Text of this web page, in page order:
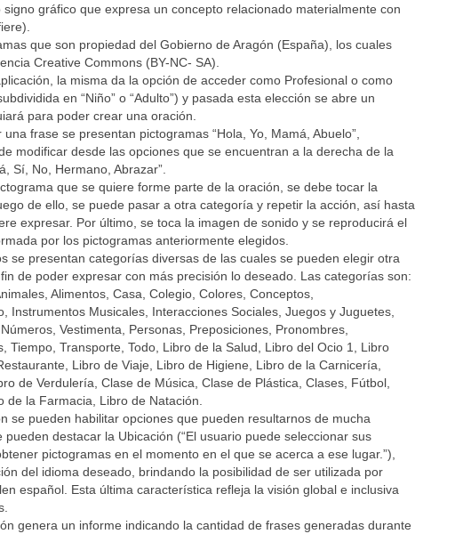
gráfico que expresa un concepto relacionado materialmente con
que son propiedad del Gobierno de Aragón (España), los cuales
Creative Commons (BY-NC- SA).
la misma da la opción de acceder como Profesional o como
en “Niño” o “Adulto”) y pasada esta elección se abre un
para poder crear una oración.
frase se presentan pictogramas “Hola, Yo, Mamá, Abuelo”,
modificar desde las opciones que se encuentran a la derecha de la
Sí, No, Hermano, Abrazar”.
que se quiere forme parte de la oración, se debe tocar la
de ello, se puede pasar a otra categoría y repetir la acción, así hasta
expresar. Por último, se toca la imagen de sonido y se reproducirá el
por los pictogramas anteriormente elegidos.
se presentan categorías diversas de las cuales se pueden elegir otra
de poder expresar con más precisión lo deseado. Las categorías son:
Alimentos, Casa, Colegio, Colores, Conceptos,
Instrumentos Musicales, Interacciones Sociales, Juegos y Juguetes,
Vestimenta, Personas, Preposiciones, Pronombres,
Tiempo, Transporte, Todo, Libro de la Salud, Libro del Ocio 1, Libro
Libro de Viaje, Libro de Higiene, Libro de la Carnicería,
de Verdulería, Clase de Música, Clase de Plástica, Clases, Fútbol,
de la Farmacia, Libro de Natación.
se pueden habilitar opciones que pueden resultarnos de mucha
pueden destacar la Ubicación (“El usuario puede seleccionar sus
pictogramas en el momento en el que se acerca a ese lugar.”),
del idioma deseado, brindando la posibilidad de ser utilizada por
español. Esta última característica refleja la visión global e inclusiva
genera un informe indicando la cantidad de frases generadas durante